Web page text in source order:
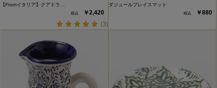
【Fromイタリア】クアドラ…
￥2,420
(3)
ダジュールプレイスマット
￥880